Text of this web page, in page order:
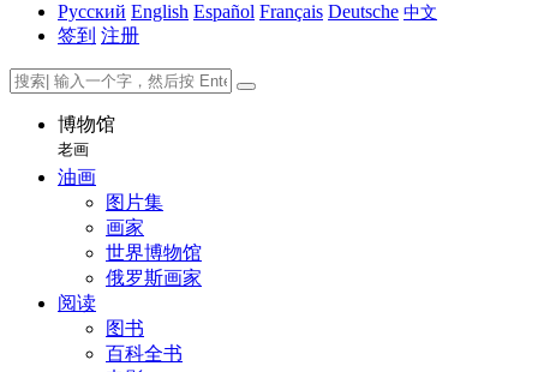
Русский English Español Français Deutsche 中文
签到 注册
博物馆
老画
油画
图片集
画家
世界博物馆
俄罗斯画家
阅读
图书
百科全书